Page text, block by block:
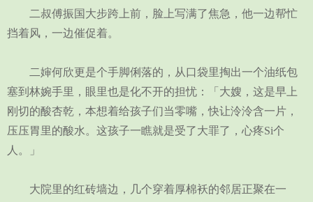
二叔傅振国大步跨上前，脸上写满了焦急，他一边帮忙
挡着风，一边催促着。
二婶何欣更是个手脚俐落的，从口袋里掏出一个油纸包
塞到林婉手里，眼里也是化不开的担忧：「大嫂，这是早上
刚切的酸杏乾，本想着给孩子们当零嘴，快让泠泠含一片，
压压胃里的酸水。这孩子一瞧就是受了大罪了，心疼Si个
人。」
大院里的红砖墙边，几个穿着厚棉袄的邻居正聚在一